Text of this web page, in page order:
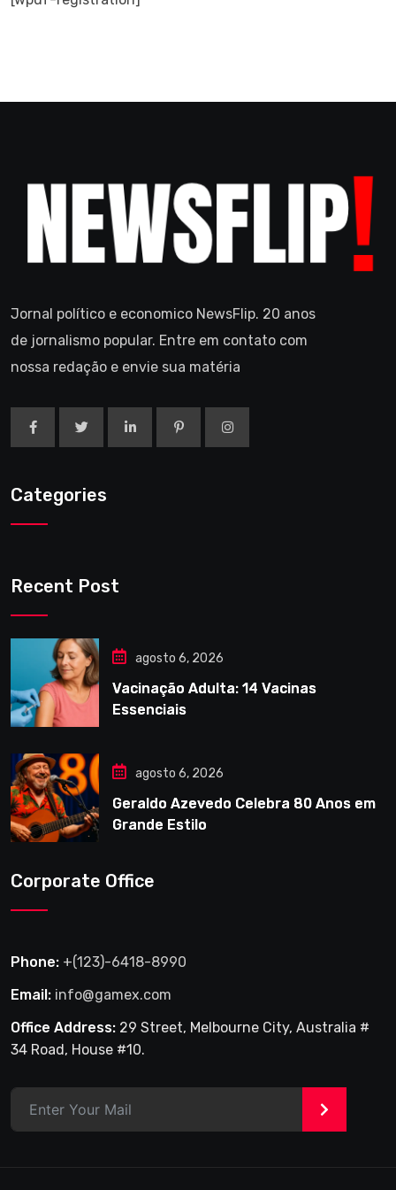
Jornal político e economico NewsFlip. 20 anos
de jornalismo popular. Entre em contato com
nossa redação e envie sua matéria
Categories
Recent Post
agosto 6, 2026
Vacinação Adulta: 14 Vacinas
Essenciais
agosto 6, 2026
Geraldo Azevedo Celebra 80 Anos em
Grande Estilo
Corporate Office
Phone: +(123)-6418-8990
Email: info@gamex.com
Office Address: 29 Street, Melbourne City, Australia #
34 Road, House #10.
>